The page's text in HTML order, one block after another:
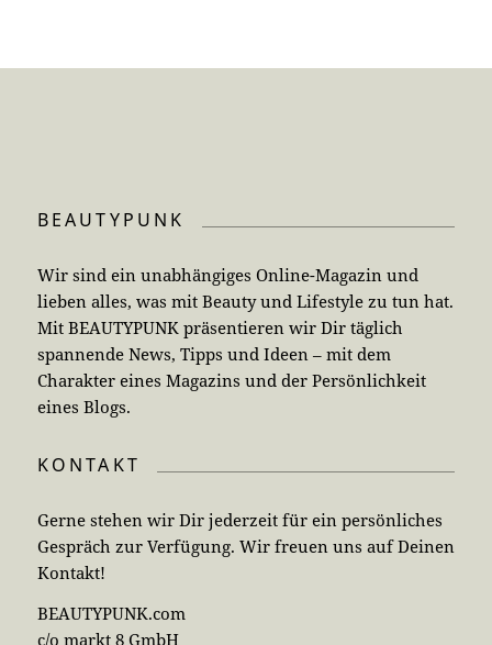
BEAUTYPUNK
Wir sind ein unabhängiges Online-Magazin und
lieben alles, was mit Beauty und Lifestyle zu tun hat.
Mit BEAUTYPUNK präsentieren wir Dir täglich
spannende News, Tipps und Ideen – mit dem
Charakter eines Magazins und der Persönlichkeit
eines Blogs.
KONTAKT
Gerne stehen wir Dir jederzeit für ein persönliches
Gespräch zur Verfügung. Wir freuen uns auf Deinen
Kontakt!
BEAUTYPUNK.com
c/o markt 8 GmbH